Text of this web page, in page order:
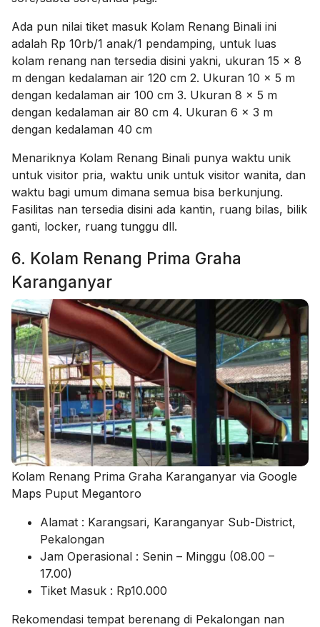
Ada pun nilai tiket masuk Kolam Renang Binali ini
adalah Rp 10rb/1 anak/1 pendamping, untuk luas
kolam renang nan tersedia disini yakni, ukuran 15 x 8
m dengan kedalaman air 120 cm 2. Ukuran 10 x 5 m
dengan kedalaman air 100 cm 3. Ukuran 8 x 5 m
dengan kedalaman air 80 cm 4. Ukuran 6 x 3 m
dengan kedalaman 40 cm
Menariknya Kolam Renang Binali punya waktu unik
untuk visitor pria, waktu unik untuk visitor wanita, dan
waktu bagi umum dimana semua bisa berkunjung.
Fasilitas nan tersedia disini ada kantin, ruang bilas, bilik
ganti, locker, ruang tunggu dll.
6. Kolam Renang Prima Graha
Karanganyar
Kolam Renang Prima Graha Karanganyar via Google
Maps Puput Megantoro
Alamat : Karangsari, Karanganyar Sub-District,
Pekalongan
Jam Operasional : Senin – Minggu (08.00 –
17.00)
Tiket Masuk : Rp10.000
Rekomendasi tempat berenang di Pekalongan nan